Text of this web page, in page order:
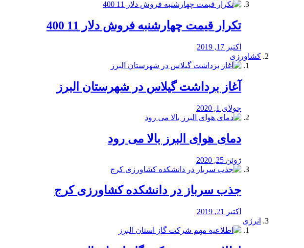
تکرار قیمت چهارشنبه فروش دلار 11 400
اکتبر 17, 2019
کشاورزی
آغاز برداشت گیلاس در شهرستان البرز
جولای 1, 2020
دمای هوای البرز بالا می رود
ژوئن 25, 2020
جذب سرباز در دانشکده کشاورزی کرج
اکتبر 21, 2019
انرژی